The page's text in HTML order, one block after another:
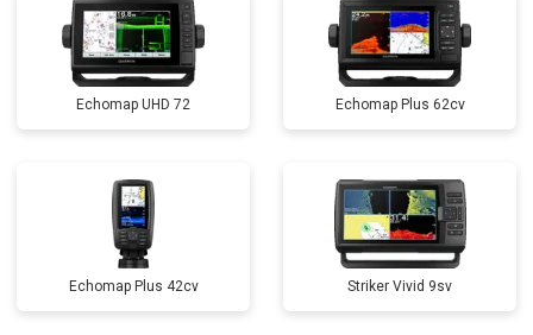
Echomap UHD 72 Echomap Plus 62cv
Echomap Plus 42cv Striker Vivid 9sv